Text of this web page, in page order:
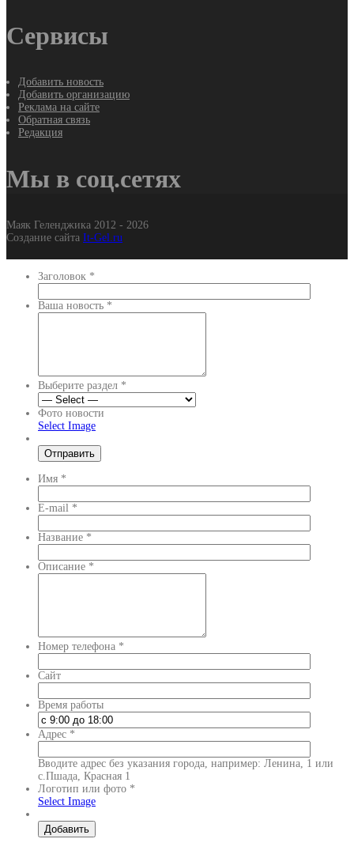
Сервисы
Добавить новость
Добавить организацию
Реклама на сайте
Обратная связь
Редакция
Мы в соц.сетях
Маяк Геленджика 2012 - 2026
Создание сайта It-Gel.ru
Заголовок *
Ваша новость *
Выберите раздел *
Фото новости
Select Image
Имя *
E-mail *
Название *
Описание *
Номер телефона *
Сайт
Время работы
Адрес *
Вводите адрес без указания города, например: Ленина, 1 или
с.Пшада, Красная 1
Логотип или фото *
Select Image